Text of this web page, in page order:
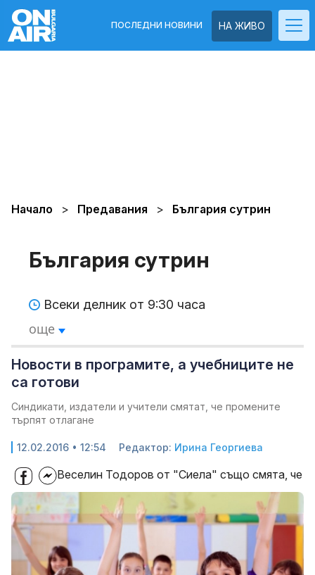
НА ЖИВО
ПОСЛЕДНИ НОВИНИ
Начало Предавания България сутрин
България сутрин
Всеки делник от 9:30 часа
още
Новости в програмите, а учебниците не
са готови
Синдикати, издатели и учители смятат, че промените
търпят отлагане
12.02.2016 • 12:54 Редактор: Ирина Георгиева
Веселин Тодоров от "Сиела" също смята, че